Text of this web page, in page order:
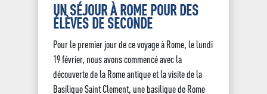
UN SÉJOUR À ROME POUR DES
ÉLÈVES DE SECONDE
Pour le premier jour de ce voyage à Rome, le lundi
19 février, nous avons commencé avec la
découverte de la Rome antique et la visite de la
Basilique Saint Clement, une basilique de Rome